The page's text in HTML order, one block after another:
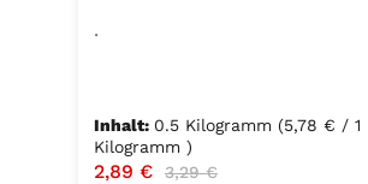
.
Inhalt: 0.5 Kilogramm (5,78 € / 1
Kilogramm )
Verkaufspreis:
2,89 € Regulärer Preis:
3,29 €